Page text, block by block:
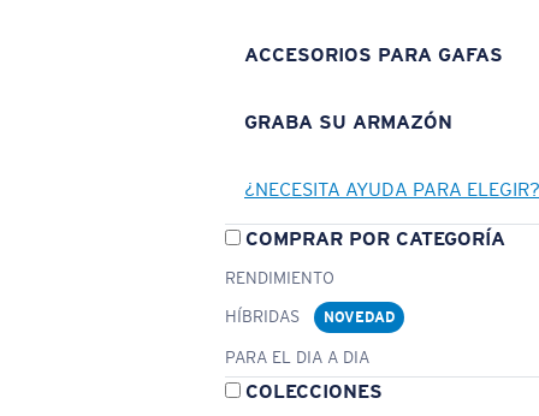
ACCESORIOS PARA GAFAS
GRABA SU ARMAZÓN
¿NECESITA AYUDA PARA ELEGIR?
COMPRAR POR CATEGORÍA
RENDIMIENTO
HÍBRIDAS
NOVEDAD
PARA EL DIA A DIA
COLECCIONES